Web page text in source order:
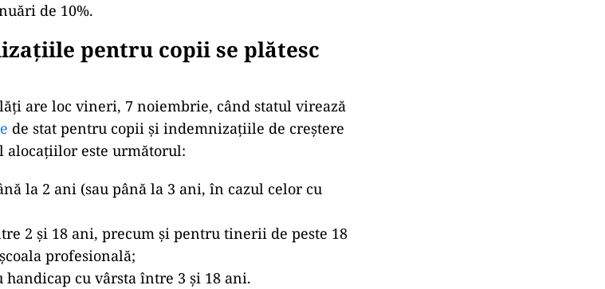
de 10%.
pentru copii se plătesc
are loc vineri, 7 noiembrie, când statul virează
de stat pentru copii și indemnizațiile de creștere
alocațiilor este următorul:
la 2 ani (sau până la 3 ani, în cazul celor cu
2 și 18 ani, precum și pentru tinerii de peste 18
profesională;
cu vârsta între 3 și 18 ani.